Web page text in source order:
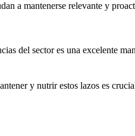
a mantenerse relevante y
del sector es una excelente
y nutrir estos lazos es